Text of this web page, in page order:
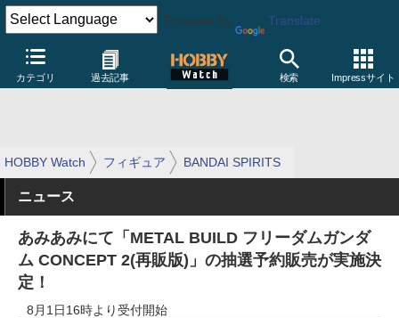
Powered by Translate
カテゴリ 過去記事 検索 Impressサイト
HOBBY Watch フィギュア BANDAI SPIRITS
ニュース
あみあみにて「METAL BUILD フリーダムガンダ
ム CONCEPT 2(再販版)」の抽選予約販売が実施決
定！
8月1日16時より受付開始